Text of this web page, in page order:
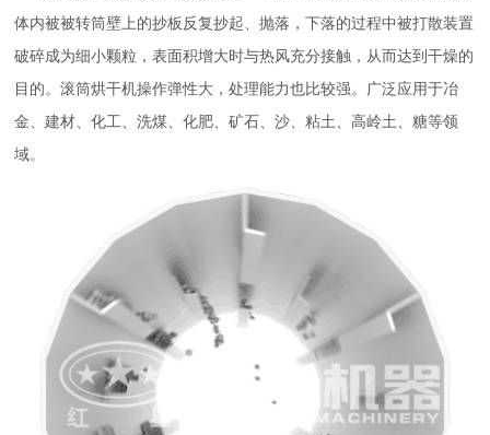
体内被被转筒壁上的抄板反复抄起、抛落，下落的过程中被打散装置
破碎成为细小颗粒，表面积增大时与热风充分接触，从而达到干燥的
目的。滚筒烘干机操作弹性大，处理能力也比较强。广泛应用于冶
金、建材、化工、洗煤、化肥、矿石、沙、粘土、高岭土、糖等领
域。